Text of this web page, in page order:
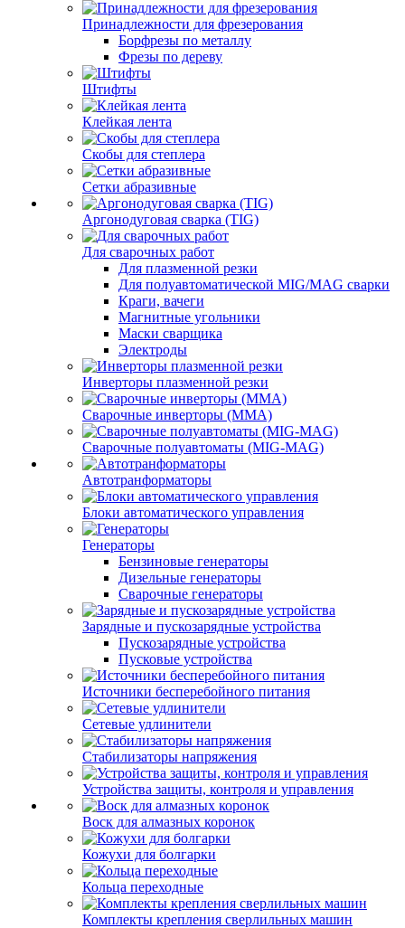
Принадлежности для фрезерования
Борфрезы по металлу
Фрезы по дереву
Штифты
Клейкая лента
Скобы для степлера
Сетки абразивные
Аргонодуговая сварка (TIG)
Для сварочных работ
Для плазменной резки
Для полуавтоматической MIG/MAG сварки
Краги, вачеги
Магнитные угольники
Маски сварщика
Электроды
Инверторы плазменной резки
Сварочные инверторы (MMA)
Сварочные полуавтоматы (MIG-MAG)
Автотранформаторы
Блоки автоматического управления
Генераторы
Бензиновые генераторы
Дизельные генераторы
Сварочные генераторы
Зарядные и пускозарядные устройства
Пускозарядные устройства
Пусковые устройства
Источники бесперебойного питания
Сетевые удлинители
Стабилизаторы напряжения
Устройства защиты, контроля и управления
Воск для алмазных коронок
Кожухи для болгарки
Кольца переходные
Комплекты крепления сверлильных машин